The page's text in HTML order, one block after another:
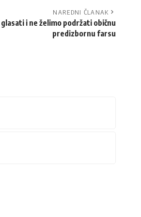
NAREDNI ČLANAK
i ne želimo podržati običnu
predizbornu farsu